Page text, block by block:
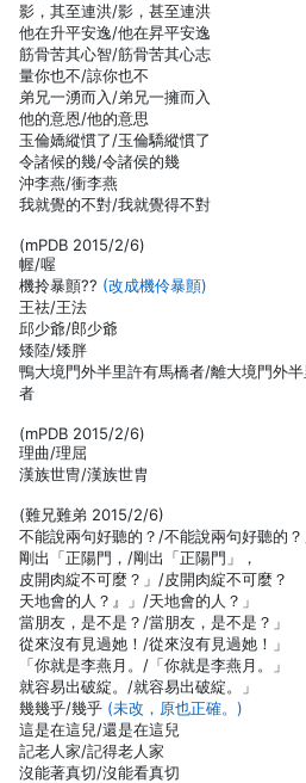
影，其至連洪/影，甚至連洪
他在升平安逸/他在昇平安逸
筋骨苦其心智/筋骨苦其心志
量你也不/諒你也不
弟兄一湧而入/弟兄一擁而入
他的意恩/他的意思
玉倫嬌縱慣了/玉倫驕縱慣了
令諸候的幾/令諸侯的幾
沖李燕/衝李燕
我就覺的不對/我就覺得不對
(mPDB 2015/2/6)
幄/喔
機拎暴顫?? (改成機伶暴顫)
王祛/王法
邱少爺/郎少爺
矮陸/矮胖
鴨大境門外半里許有馬橋者/離大境門外
者
(mPDB 2015/2/6)
理曲/理屈
漢族世冑/漢族世胄
(難兄難弟 2015/2/6)
不能說兩句好聽的？/不能說兩句好聽的？
剛出「正陽門，/剛出「正陽門」，
皮開肉綻不可麼？」/皮開肉綻不可麼？
天地會的人？』」/天地會的人？」
當朋友，是不是？/當朋友，是不是？」
從來沒有見過她！/從來沒有見過她！」
「你就是李燕月。/「你就是李燕月。」
就容易出破綻。/就容易出破綻。」
幾幾乎/幾乎 (未改，原也正確。)
這是在這兒/還是在這兒
記老人家/記得老人家
沒能著真切/沒能看真切